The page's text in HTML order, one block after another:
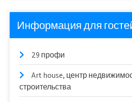
Информация для
29 профи
Art house, центр
строительства